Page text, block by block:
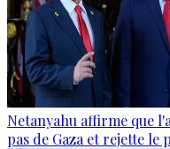
Netanyahu affirme que
pas de Gaza et rejette le